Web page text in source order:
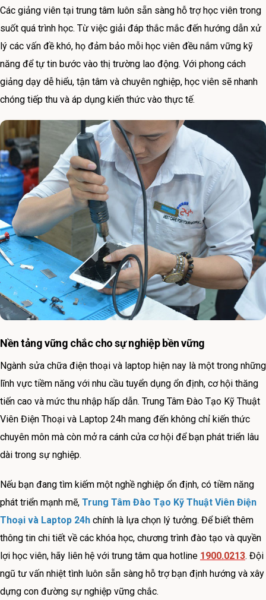
Các giảng viên tại trung tâm luôn sẵn sàng hỗ trợ học viên trong
suốt quá trình học. Từ việc giải đáp thắc mắc đến hướng dẫn xử
lý các vấn đề khó, họ đảm bảo mỗi học viên đều nắm vững kỹ
năng để tự tin bước vào thị trường lao động. Với phong cách
giảng dạy dễ hiểu, tận tâm và chuyên nghiệp, học viên sẽ nhanh
chóng tiếp thu và áp dụng kiến thức vào thực tế.
Nền tảng vững chắc cho sự nghiệp bền vững
Ngành sửa chữa điện thoại và laptop hiện nay là một trong những
lĩnh vực tiềm năng với nhu cầu tuyển dụng ổn định, cơ hội thăng
tiến cao và mức thu nhập hấp dẫn. Trung Tâm Đào Tạo Kỹ Thuật
Viên Điện Thoại và Laptop 24h mang đến không chỉ kiến thức
chuyên môn mà còn mở ra cánh cửa cơ hội để bạn phát triển lâu
dài trong sự nghiệp.
Nếu bạn đang tìm kiếm một nghề nghiệp ổn định, có tiềm năng
phát triển mạnh mẽ, Trung Tâm Đào Tạo Kỹ Thuật Viên Điện
Thoại và Laptop 24h chính là lựa chọn lý tưởng. Để biết thêm
thông tin chi tiết về các khóa học, chương trình đào tạo và quyền
lợi học viên, hãy liên hệ với trung tâm qua hotline 1900.0213. Đội
ngũ tư vấn nhiệt tình luôn sẵn sàng hỗ trợ bạn định hướng và xây
dựng con đường sự nghiệp vững chắc.